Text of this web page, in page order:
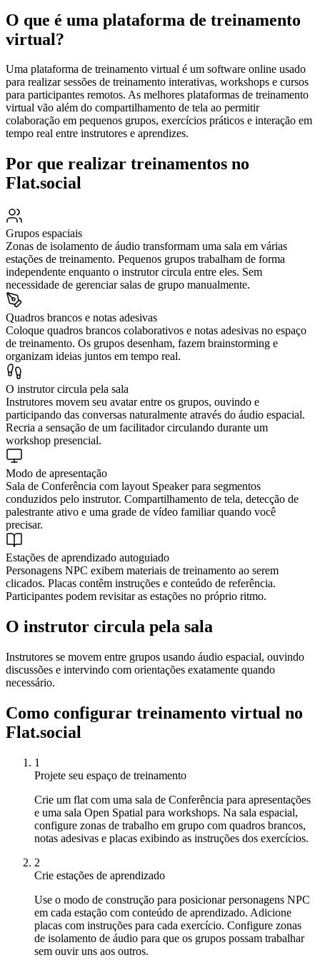
O que é uma plataforma de treinamento
virtual?
Uma plataforma de treinamento virtual é um software online usado
para realizar sessões de treinamento interativas, workshops e cursos
para participantes remotos. As melhores plataformas de treinamento
virtual vão além do compartilhamento de tela ao permitir
colaboração em pequenos grupos, exercícios práticos e interação em
tempo real entre instrutores e aprendizes.
Por que realizar treinamentos no
Flat.social
Grupos espaciais
Zonas de isolamento de áudio transformam uma sala em várias
estações de treinamento. Pequenos grupos trabalham de forma
independente enquanto o instrutor circula entre eles. Sem
necessidade de gerenciar salas de grupo manualmente.
Quadros brancos e notas adesivas
Coloque quadros brancos colaborativos e notas adesivas no espaço
de treinamento. Os grupos desenham, fazem brainstorming e
organizam ideias juntos em tempo real.
O instrutor circula pela sala
Instrutores movem seu avatar entre os grupos, ouvindo e
participando das conversas naturalmente através do áudio espacial.
Recria a sensação de um facilitador circulando durante um
workshop presencial.
Modo de apresentação
Sala de Conferência com layout Speaker para segmentos
conduzidos pelo instrutor. Compartilhamento de tela, detecção de
palestrante ativo e uma grade de vídeo familiar quando você
precisar.
Estações de aprendizado autoguiado
Personagens NPC exibem materiais de treinamento ao serem
clicados. Placas contêm instruções e conteúdo de referência.
Participantes podem revisitar as estações no próprio ritmo.
O instrutor circula pela sala
Instrutores se movem entre grupos usando áudio espacial, ouvindo
discussões e intervindo com orientações exatamente quando
necessário.
Como configurar treinamento virtual no
Flat.social
1
Projete seu espaço de treinamento
Crie um flat com uma sala de Conferência para apresentações
e uma sala Open Spatial para workshops. Na sala espacial,
configure zonas de trabalho em grupo com quadros brancos,
notas adesivas e placas exibindo as instruções dos exercícios.
2
Crie estações de aprendizado
Use o modo de construção para posicionar personagens NPC
em cada estação com conteúdo de aprendizado. Adicione
placas com instruções para cada exercício. Configure zonas
de isolamento de áudio para que os grupos possam trabalhar
sem ouvir uns aos outros.